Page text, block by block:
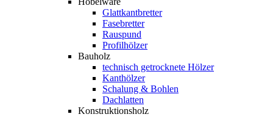
Glattkantbretter
Fasebretter
Rauspund
Profilhölzer
Bauholz
technisch getrocknete Hölzer
Kanthölzer
Schalung & Bohlen
Dachlatten
Konstruktionsholz